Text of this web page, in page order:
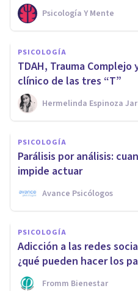
Psicología Y Mente
PSICOLOGÍA
TDAH, Trauma
clínico de las tres “T”
Hermelinda Espinoza
PSICOLOGÍA
Parálisis por análisis:
impide actuar
Avance Psicólogos
PSICOLOGÍA
Adicción a las redes
¿qué pueden hacer los
Fromm Bienestar